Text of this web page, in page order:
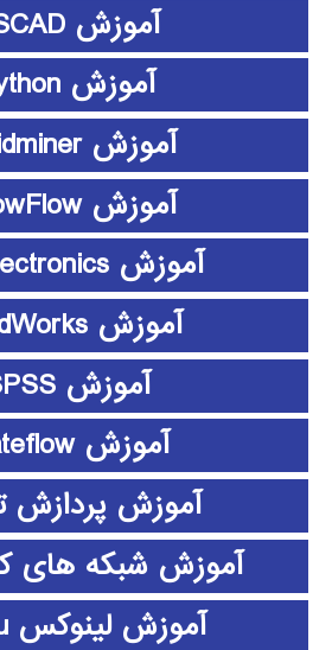
آموزش PSCAD
آموزش python
آموزش rapidminer
آموزش ShowFlow
آموزش SimElectronics
آموزش SolidWorks
آموزش SPSS
آموزش stateflow
آموزش پردازش
آموزش شبکه های
آموزش لینوکس ubuntu